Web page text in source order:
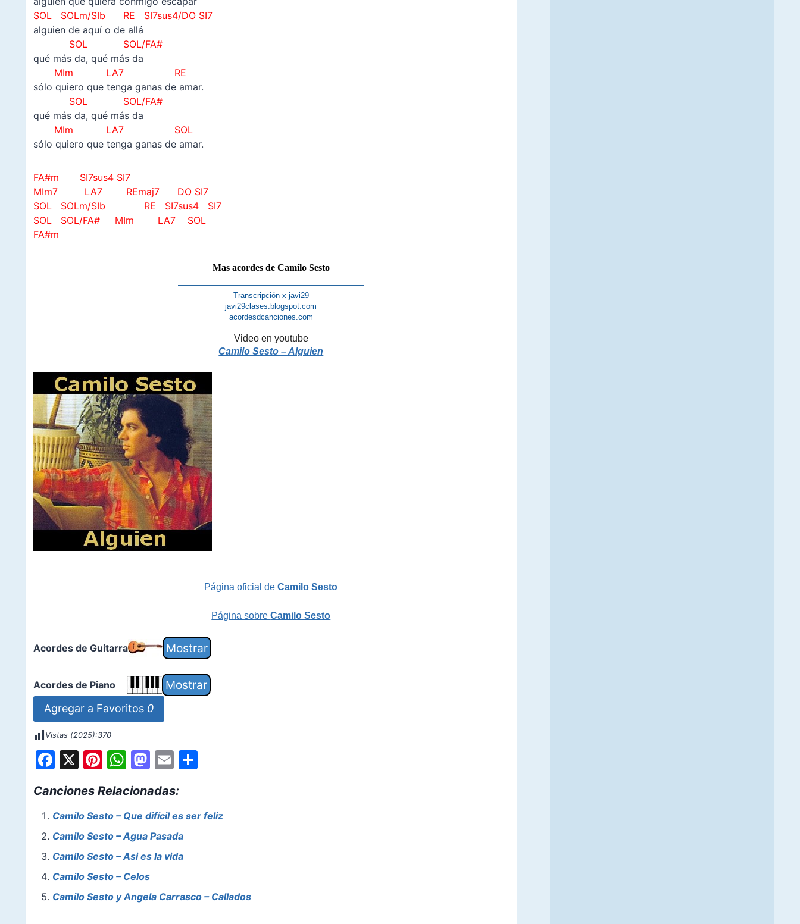
SOL SOLm/SIb RE SI7sus4/DO SI7
alguien de aquí o de allá
SOL SOL/FA#
qué más da, qué más da
MIm LA7 RE
sólo quiero que tenga ganas de amar.
SOL SOL/FA#
qué más da, qué más da
MIm LA7 SOL
sólo quiero que tenga ganas de amar.
FA#m SI7sus4 SI7
MIm7
LA7 REmaj7 DO SI7
SOL SOLm/SIb RE SI7sus4 SI7
SOL SOL/FA#
MIm LA7 SOL
FA#m
Mas acordes de Camilo Sesto
————————————————————————
Transcripción x javi29
javi29clases.blogspot.com
acordesdcanciones.com
————————————————————————
Video en youtube
Camilo Sesto – Alguien
Página oficial deCamilo Sesto
Página sobreCamilo Sesto
Acordes de Guitarra
Acordes de Piano
Agregar a Favoritos 0
Vistas (2025):370
F
c
e
b
o
o
k
X Pi
er
e
st
W
at
s
A
p
p
M
st
o
d
o
n
E
ai
l
S
e
Canciones Relacionadas:
Camilo Sesto – Que difícil es ser feliz
Camilo Sesto – Agua Pasada
Camilo Sesto – Asi es la vida
Camilo Sesto – Celos
Camilo Sesto y Angela Carrasco – Callados